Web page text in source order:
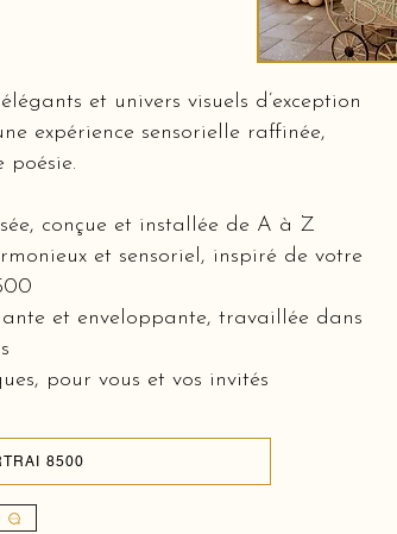
et univers visuels d’exception
expérience sensorielle raffinée,
poésie.
conçue et installée de A à Z
et sensoriel, inspiré de votre
et enveloppante, travaillée dans
pour vous et vos invités
8500